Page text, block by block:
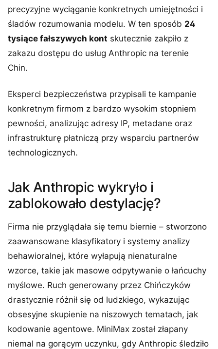
precyzyjne wyciąganie konkretnych umiejętności i
śladów rozumowania modelu. W ten sposób 24
tysiące fałszywych kont skutecznie zakpiło z
zakazu dostępu do usług Anthropic na terenie
Chin.
Eksperci bezpieczeństwa przypisali te kampanie
konkretnym firmom z bardzo wysokim stopniem
pewności, analizując adresy IP, metadane oraz
infrastrukturę płatniczą przy wsparciu partnerów
technologicznych.
Jak Anthropic wykryło i
zablokowało destylację?
Firma nie przyglądała się temu biernie – stworzono
zaawansowane klasyfikatory i systemy analizy
behawioralnej, które wyłapują nienaturalne
wzorce, takie jak masowe odpytywanie o łańcuchy
myślowe. Ruch generowany przez Chińczyków
drastycznie różnił się od ludzkiego, wykazując
obsesyjne skupienie na niszowych tematach, jak
kodowanie agentowe. MiniMax został złapany
niemal na gorącym uczynku, gdy Anthropic śledziło